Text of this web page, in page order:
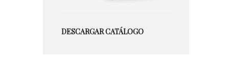
DESCARGAR CATÁLOGO